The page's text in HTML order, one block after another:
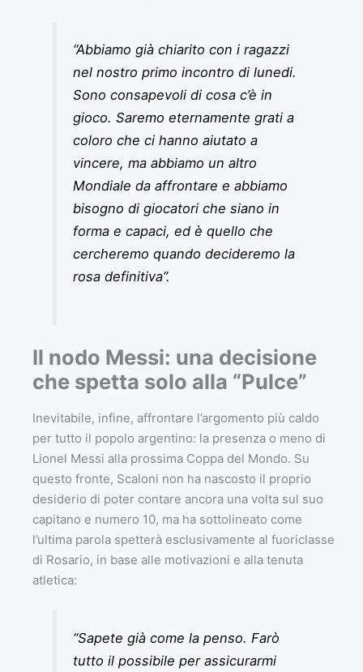
“Abbiamo già chiarito con i ragazzi
nel nostro primo incontro di lunedi.
Sono consapevoli di cosa c’è in
gioco. Saremo eternamente grati a
coloro che ci hanno aiutato a
vincere, ma abbiamo un altro
Mondiale da affrontare e abbiamo
bisogno di giocatori che siano in
forma e capaci, ed è quello che
cercheremo quando decideremo la
rosa definitiva”.
Il nodo Messi: una decisione
che spetta solo alla “Pulce”
Inevitabile, infine, affrontare l’argomento più caldo
per tutto il popolo argentino: la presenza o meno di
Lionel Messi alla prossima Coppa del Mondo. Su
questo fronte, Scaloni non ha nascosto il proprio
desiderio di poter contare ancora una volta sul suo
capitano e numero 10, ma ha sottolineato come
l’ultima parola spetterà esclusivamente al fuoriclasse
di Rosario, in base alle motivazioni e alla tenuta
atletica:
“Sapete già come la penso. Farò
tutto il possibile per assicurarmi